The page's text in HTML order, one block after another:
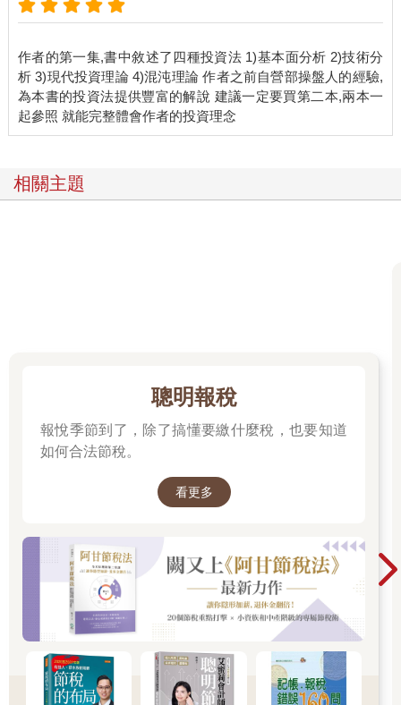
作者的第一集,書中敘述了四種投資法 1)基本面分析 2)技術分
析 3)現代投資理論 4)混沌理論 作者之前自營部操盤人的經驗,
為本書的投資法提供豐富的解說 建議一定要買第二本,兩本一
相關主題
聰明報稅
報悅季節到了，除了搞懂要繳什麼稅，也要知道
如何合法節稅。
看更多